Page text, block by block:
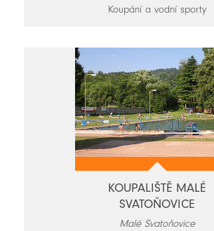
Koupání a vodní sporty
KOUPALIŠTĚ MALÉ
SVATOŇOVICE
Malé Svatoňovice